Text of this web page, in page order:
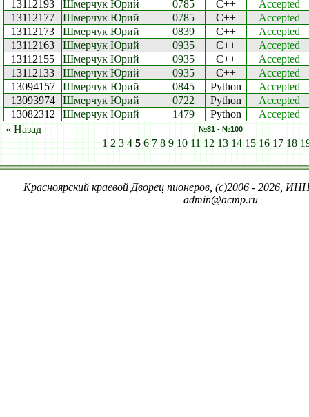
13112193
Шмерчук Юрий 0785 C++
Accepted
13112177
Шмерчук Юрий 0785 C++
Accepted
13112173
Шмерчук Юрий 0839 C++
Accepted
13112163
Шмерчук Юрий 0935 C++
Accepted
13112155
Шмерчук Юрий 0935 C++
Accepted
13112133
Шмерчук Юрий 0935 C++
Accepted
13094157
Шмерчук Юрий 0845 Python
Accepted
13093974
Шмерчук Юрий 0722 Python
Accepted
13082312
Шмерчук Юрий 1479 Python
Accepted
« Назад
№81 - №100
1 2 3 4 5 6 7 8 9 10 11 12 13 14 15 16 17 18
Красноярский краевой Дворец пионеров, (c)2006 - 2026,
admin@acmp.ru